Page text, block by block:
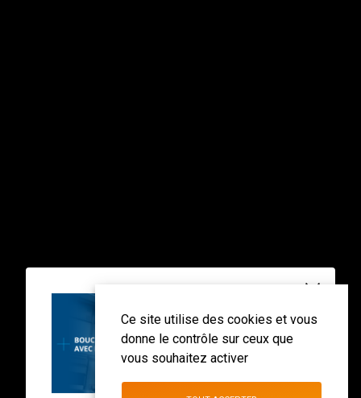
Ce site utilise des cookies et vous
donne le contrôle sur ceux que
vous souhaitez activer